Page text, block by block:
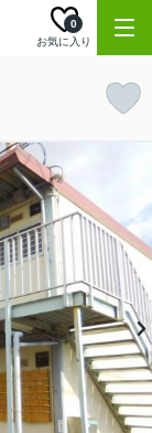
お気に入り
0